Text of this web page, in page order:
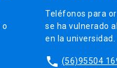
o
Teléfonos para
se ha vulnerado
en la universidad.
phone (56)95504